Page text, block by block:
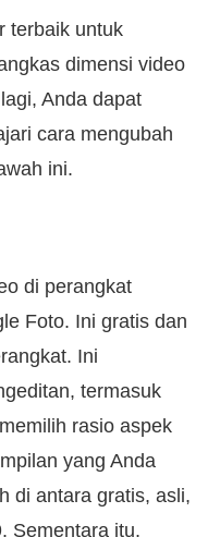
terbaik untuk
dimensi video
Anda dapat
cara mengubah
ini.
di perangkat
Foto. Ini gratis dan
Ini
termasuk
rasio aspek
yang Anda
di antara gratis, asli,
Sementara itu,